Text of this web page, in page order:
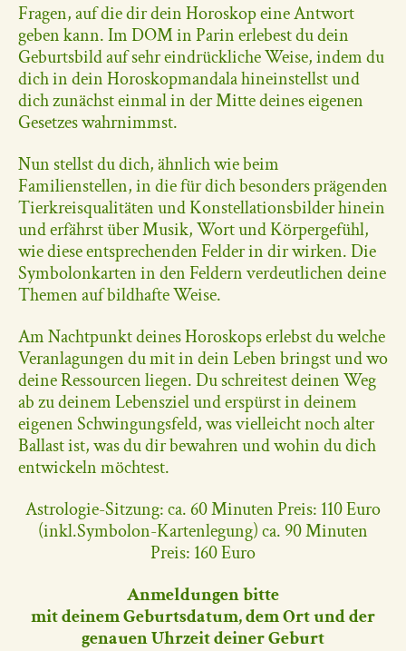
Fragen, auf die dir dein Horoskop eine Antwort
geben kann. Im DOM in Parin erlebest du dein
Geburtsbild auf sehr eindrückliche Weise, indem du
dich in dein Horoskopmandala hineinstellst und
dich zunächst einmal in der Mitte deines eigenen
Gesetzes wahrnimmst.
Nun stellst du dich, ähnlich wie beim
Familienstellen, in die für dich besonders prägenden
Tierkreisqualitäten und Konstellationsbilder hinein
und erfährst über Musik, Wort und Körpergefühl,
wie diese entsprechenden Felder in dir wirken. Die
Symbolonkarten in den Feldern verdeutlichen deine
Themen auf bildhafte Weise.
Am Nachtpunkt deines Horoskops erlebst du welche
Veranlagungen du mit in dein Leben bringst und wo
deine Ressourcen liegen. Du schreitest deinen Weg
ab zu deinem Lebensziel und erspürst in deinem
eigenen Schwingungsfeld, was vielleicht noch alter
Ballast ist, was du dir bewahren und wohin du dich
entwickeln möchtest.
Astrologie-Sitzung: ca. 60 Minuten Preis: 110 Euro
(inkl.Symbolon-Kartenlegung) ca. 90 Minuten
Preis: 160 Euro
Anmeldungen bitte
mit deinem Geburtsdatum, dem Ort und der
genauen Uhrzeit deiner Geburt